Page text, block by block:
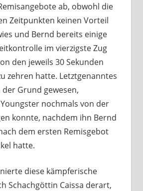
ab, obwohl die
Zeitpunkten keinen Vorteil
und Bernd bereits einige
im vierzigste Zug
den jeweils 30 Sekunden
zehren hatte. Letztgenanntes
Grund gewesen,
nochmals von der
konnte, nachdem ihn Bernd
dem ersten Remisgebot
hatte.
diese kämpferische
Schachgöttin Caissa derart,